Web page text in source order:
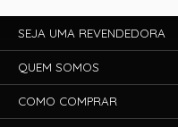
SEJA UMA REVENDEDORA
QUEM SOMOS
COMO COMPRAR